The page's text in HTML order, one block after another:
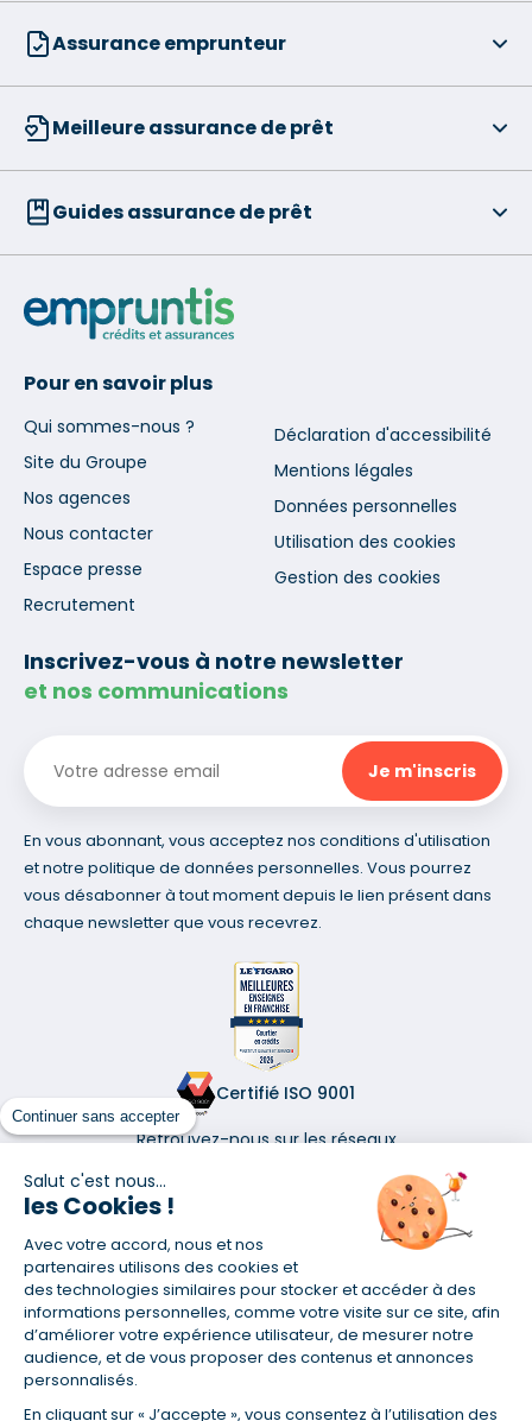
Continuer sans accepter
Salut c'est nous...
les Cookies !
Avec votre accord, nous et nos
partenaires utilisons des cookies et
des technologies similaires pour stocker et accéder à des
informations personnelles, comme votre visite sur ce site, afin
d’améliorer votre expérience utilisateur, de mesurer notre
audience, et de vous proposer des contenus et annonces
personnalisés.
En cliquant sur « J’accepte », vous consentez à l’utilisation des
Assurance emprunteur
Meilleure assurance de prêt
Guides assurance de prêt
Pour en savoir plus
Qui sommes-nous ?
Site du Groupe
Nos agences
Nous contacter
Espace presse
Recrutement
Déclaration d'accessibilité
Mentions légales
Données personnelles
Utilisation des cookies
Gestion des cookies
Inscrivez-vous à notre newsletter
et nos communications
En vous abonnant, vous acceptez nos conditions d'utilisation
et notre politique de données personnelles. Vous pourrez
vous désabonner à tout moment depuis le lien présent dans
chaque newsletter que vous recevrez.
Certifié ISO 9001
Retrouvez-nous sur les réseaux
(1) Taux fixe national hors assurance et selon votre profil
(2) Économie de 65 % pour l'assurance d'un prêt amortissable de 330
457,23 € à 0,90 % sur 19,5 ans, accordé à un salarié non cadre assuré à
100 % (décès, PTIA, IPP, ITT, IPP) âgé de 36 ans fumeur et une personne
salariée non cadre assurée à 100 % (décès, PTIA, IPP, ITT, IPP) âgée de 35
ans et non-fumeur, tous deux sans risque médical connu. Au
14/07/2019, coût de l'assurance proposée par la banque 179,08 €/mois